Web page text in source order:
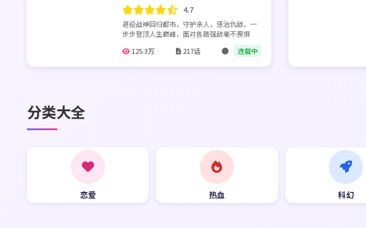
4.7
退役战神回归都市，守护亲人，惩治仇敌，一
步步登顶人生巅峰，面对各路强敌毫不畏惧
125.3万
217话 连载中
分类大全
恋爱 热血 科幻